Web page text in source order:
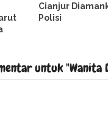
Cianjur
Polisi
untuk "Wanita